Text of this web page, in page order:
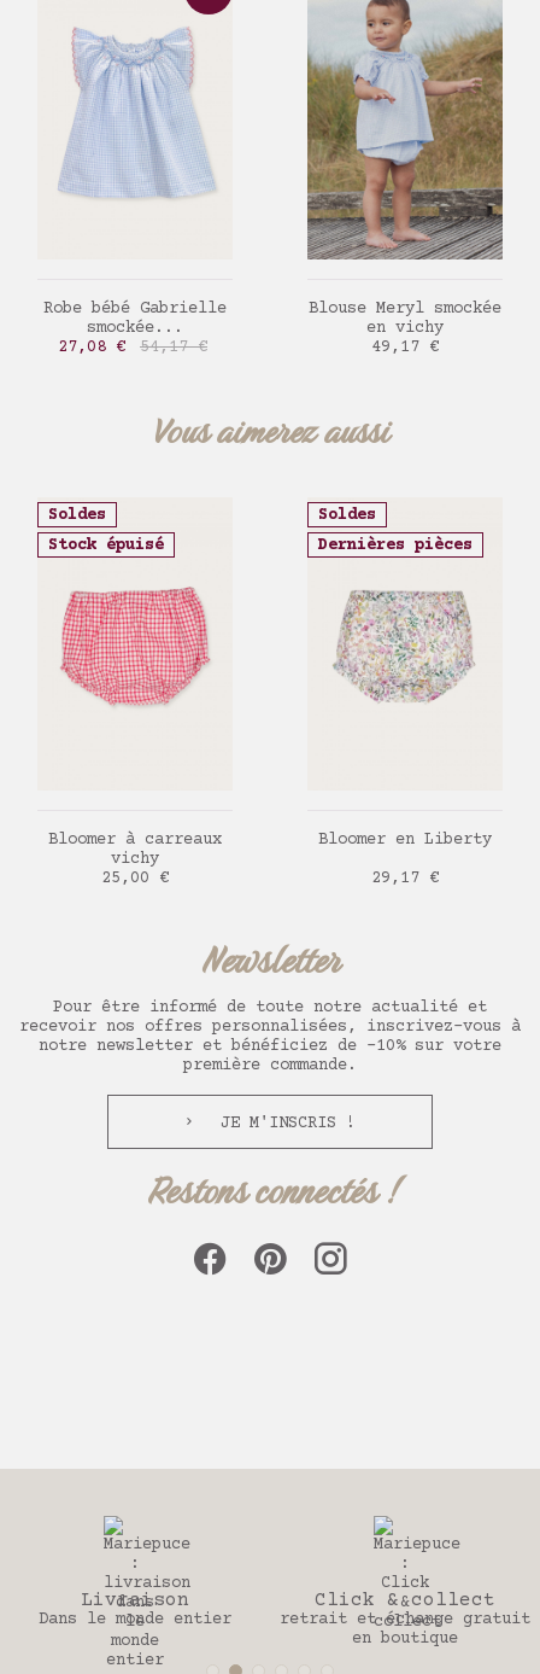
AJOUTER AU PANIER
Robe bébé Gabrielle
smockée...
Prix
27,08 € Prix de base
54,17 €
AJOUTER AU PANIER
Blouse Meryl smockée
en vichy
Prix
49,17 €
Vous aimerez aussi
Soldes
Stock épuisé
AJOUTER AU PANIER
Bloomer à carreaux
vichy
Prix
25,00 €
Soldes
Dernières pièces
AJOUTER AU PANIER
Bloomer en Liberty
Prix
29,17 €
Newsletter
Pour être informé de toute notre actualité et
recevoir nos offres personnalisées, inscrivez-vous à
notre newsletter et bénéficiez de -10% sur votre
première commande.
JE M'INSCRIS !
Restons connectés !
Click & collect
retrait et échange gratuit
en boutique
30 jours
Pour changer d’avis